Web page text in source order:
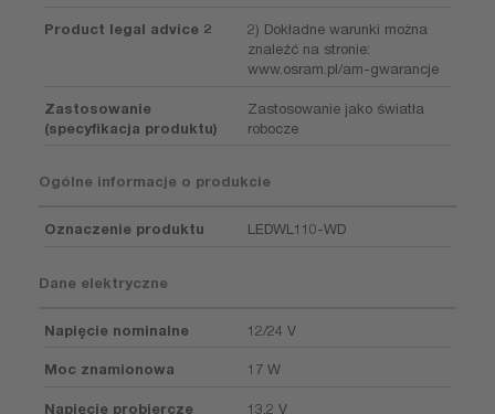
Product legal advice 2
2) Dokładne warunki można
znaleźć na stronie:
www.osram.pl/am-gwarancje
Zastosowanie
(specyfikacja produktu)
Zastosowanie jako światła
robocze
Ogólne informacje o produkcie
Oznaczenie produktu LEDWL110-WD
Dane elektryczne
Napięcie nominalne 12/24 V
Moc znamionowa 17 W
Napięcie probiercze 13,2 V